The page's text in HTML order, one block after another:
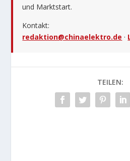
und Marktstart.
Kontakt:
redaktion@chinaelektro.de ·
TEILEN: